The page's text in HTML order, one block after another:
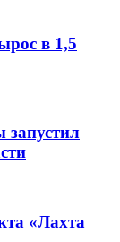
в 1,5
«Лахта